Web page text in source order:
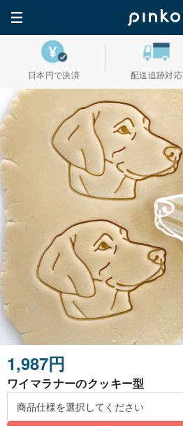
日本円で決済 配送追跡対応
1,987円
ワイマラナーのクッキー型